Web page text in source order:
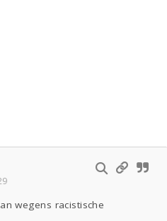
wegens racistische